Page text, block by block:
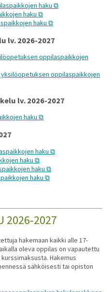
haku
haku
haku
lv. 2026-2027
oppilaspaikkojen
oppilaspaikkojen
lv. 2026-2027
haku
haku
haku
haku
haku
2026-2027
hakemaan kaikki alle 17-
oleva oppilas on vapautettu
Hakemus
sähköisesti tai opiston